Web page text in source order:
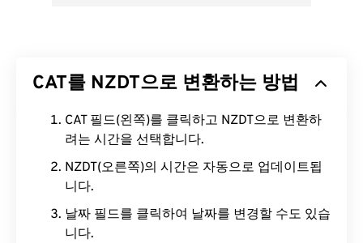
CAT를 NZDT으로 변환하는 방법
CAT 필드(왼쪽)를 클릭하고 NZDT으로 변환하
려는 시간을 선택합니다.
NZDT(오른쪽)의 시간은 자동으로 업데이트됩
니다.
날짜 필드를 클릭하여 날짜를 변경할 수도 있습
니다.